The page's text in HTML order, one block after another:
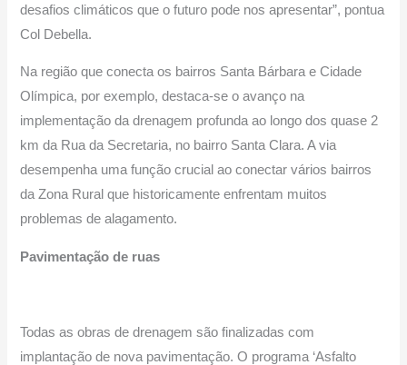
desafios climáticos que o futuro pode nos apresentar”, pontua
Col Debella.
Na região que conecta os bairros Santa Bárbara e Cidade
Olímpica, por exemplo, destaca-se o avanço na
implementação da drenagem profunda ao longo dos quase 2
km da Rua da Secretaria, no bairro Santa Clara. A via
desempenha uma função crucial ao conectar vários bairros
da Zona Rural que historicamente enfrentam muitos
problemas de alagamento.
Pavimentação de ruas
Todas as obras de drenagem são finalizadas com
implantação de nova pavimentação. O programa ‘Asfalto